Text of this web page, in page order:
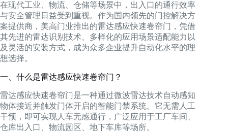
在现代工业、物流、仓储等场景中，出入口的通行效率
与安全管理日益受到重视。作为国内领先的门控解决方
案提供商，美高门业推出的雷达感应快速卷帘门，凭借
其先进的雷达识别技术、多样化的应用场景适配能力以
及灵活的安装方式，成为众多企业提升自动化水平的理
想选择。
一、什么是雷达感应快速卷帘门？
雷达感应快速卷帘门是一种通过微波雷达技术自动感知
物体接近并触发门体开启的智能门禁系统。它无需人工
干预，即可实现人车无感通行，广泛应用于工厂车间、
仓库出入口、物流园区、地下车库等场所。